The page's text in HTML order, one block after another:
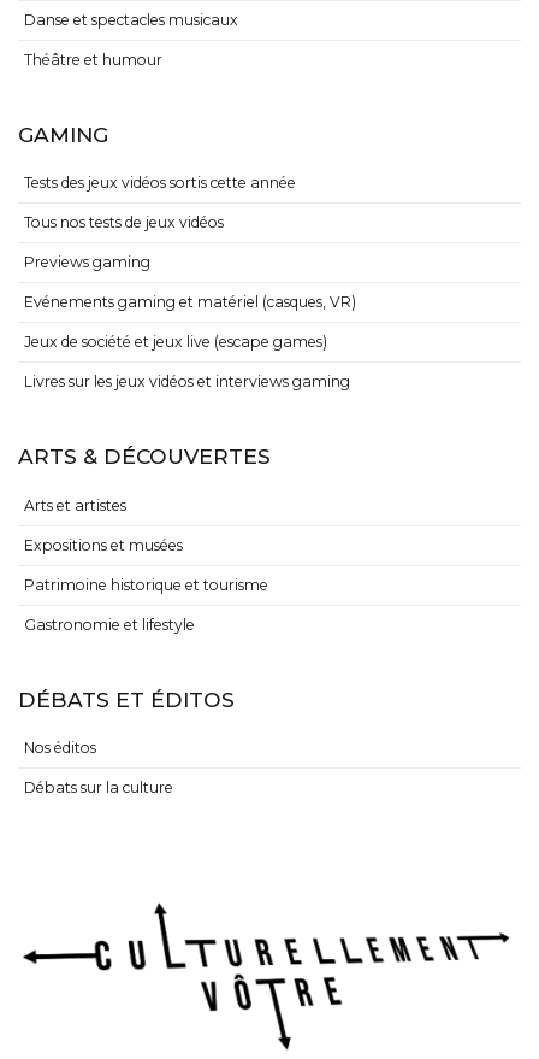
Danse et spectacles musicaux
Théâtre et humour
GAMING
Tests des jeux vidéos sortis cette année
Tous nos tests de jeux vidéos
Previews gaming
Evénements gaming et matériel (casques, VR)
Jeux de société et jeux live (escape games)
Livres sur les jeux vidéos et interviews gaming
ARTS & DÉCOUVERTES
Arts et artistes
Expositions et musées
Patrimoine historique et tourisme
Gastronomie et lifestyle
DÉBATS ET ÉDITOS
Nos éditos
Débats sur la culture